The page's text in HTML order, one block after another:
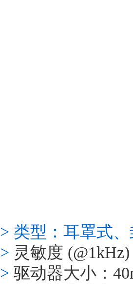
> 类型：耳罩式
> 灵敏度
> 驱动器大小：